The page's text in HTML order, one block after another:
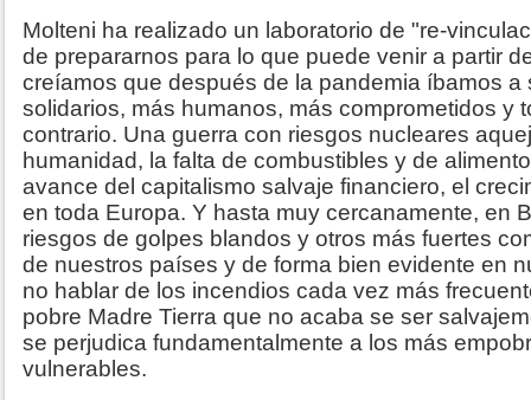
Molteni ha realizado un laboratorio de "re-
de prepararnos para lo que puede venir a partir
creíamos que después de la pandemia íbamos a
solidarios, más humanos, más comprometidos y
contrario. Una guerra con riesgos nucleares
humanidad, la falta de combustibles y de
avance del capitalismo salvaje financiero, el
en toda Europa. Y hasta muy cercanamente, en
riesgos de golpes blandos y otros más fuertes
de nuestros países y de forma bien evidente en
no hablar de los incendios cada vez más
pobre Madre Tierra que no acaba se ser
se perjudica fundamentalmente a los más
vulnerables.